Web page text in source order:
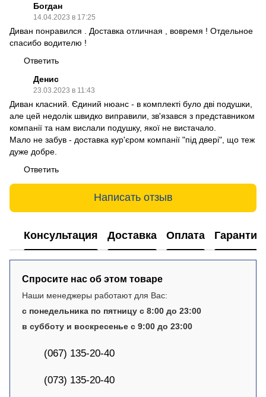
Богдан
14.04.2023 в 17:25
Диван понравился . Доставка отличная , вовремя ! Отдельное
спасибо водителю !
Ответить
Денис
23.03.2023 в 11:43
Диван класний. Єдиний нюанс - в комплекті було дві подушки,
але цей недолік швидко виправили, зв'язався з представником
компанії та нам вислали подушку, якої не вистачало.
Мало не забув - доставка кур'єром компанії "під двері", що теж
дуже добре.
Ответить
Написать отзыв
Консультация Доставка Оплата Гарантия
Спросите нас об этом товаре
Наши менеджеры работают для Вас:
с понедельника по пятницу с 8:00 до 23:00
в субботу и воскресенье с 9:00 до 23:00
(067) 135-20-40
(073) 135-20-40